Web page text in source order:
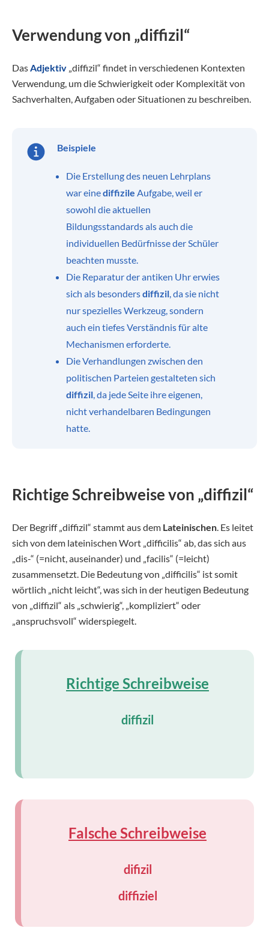
Verwendung von „diffizil“
DasAdjektiv „diffizil“ findet in verschiedenen Kontexten
Verwendung, um die Schwierigkeit oder Komplexität von
Sachverhalten, Aufgaben oder Situationen zu beschreiben.
Beispiele
Die Erstellung des neuen Lehrplans
war einediffizile Aufgabe, weil er
sowohl die aktuellen
Bildungsstandards als auch die
individuellen Bedürfnisse der Schüler
beachten musste.
Die Reparatur der antiken Uhr erwies
sich als besondersdiffizil, da sie nicht
nur spezielles Werkzeug, sondern
auch ein tiefes Verständnis für alte
Mechanismen erforderte.
Die Verhandlungen zwischen den
politischen Parteien gestalteten sich
diffizil, da jede Seite ihre eigenen,
nicht verhandelbaren Bedingungen
hatte.
Richtige Schreibweise von „diffizil“
Der Begriff „diffizil“ stammt aus dem Lateinischen. Es leitet
sich von dem lateinischen Wort „difficilis“ ab, das sich aus
„dis-“ (=nicht, auseinander) und „facilis“ (=leicht)
zusammensetzt. Die Bedeutung von „difficilis“ ist somit
wörtlich „nicht leicht“, was sich in der heutigen Bedeutung
von „diffizil“ als „schwierig“, „kompliziert“ oder
„anspruchsvoll“ widerspiegelt.
Richtige Schreibweise
diffizil
Falsche Schreibweise
difizil
diffiziel